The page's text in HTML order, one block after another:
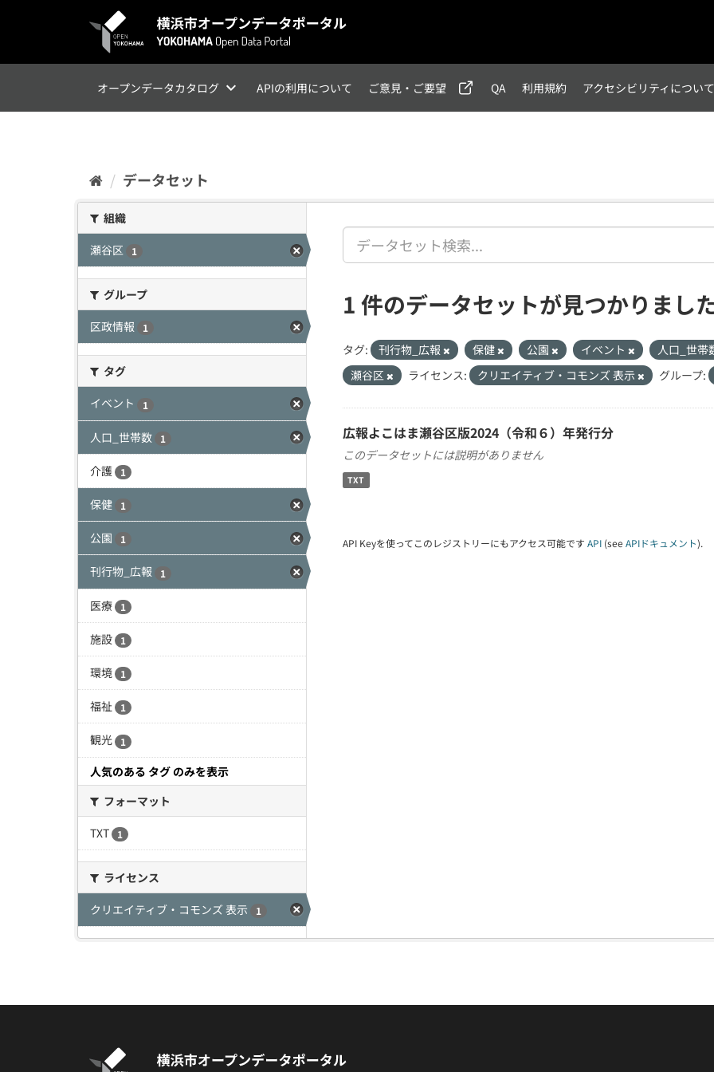
オープンデータカタログ APIの利用について ご意見・ご要望 QA 利用規約 アクセシビリティについて
データセット
組織
瀬谷区
1
グループ
区政情報
1
タグ
イベント
1
人口_世帯数 1
介護 1
保健 1
公園 1
刊行物_広報 1
医療 1
施設 1
環境 1
福祉 1
観光 1
人気のある タグ のみを表示
フォーマット
TXT
1
ライセンス
クリエイティブ・コモンズ 表示
1
1 件のデータセットが見つかりまし
タグ: 刊行物_広報 保健 公園 イベント
人口_世帯
瀬谷区
ライセンス: クリエイティブ・コモンズ 表示 グループ:
広報よこはま瀬谷区版2024（令和６）年発行分
このデータセットには説明がありません
TXT
API Keyを使ってこのレジストリーにもアクセス可能です API (see APIドキュメント).